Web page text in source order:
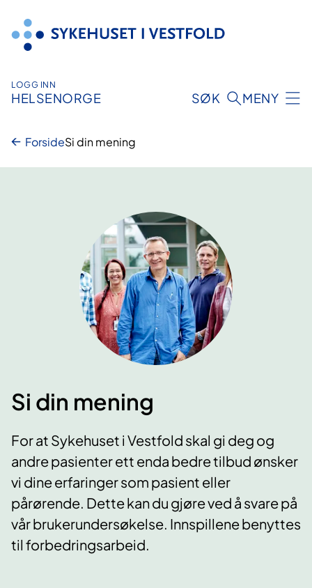
innhold
LOGG INN
HELSENORGE SØK MENY
ForsideSi din mening
Si din mening
For at Sykehuset i Vestfold skal gi deg og
andre pasienter ett enda bedre tilbud ønsker
vi dine erfaringer som pasient eller
pårørende. Dette kan du gjøre ved å svare på
vår brukerundersøkelse. Innspillene benyttes
til forbedringsarbeid.